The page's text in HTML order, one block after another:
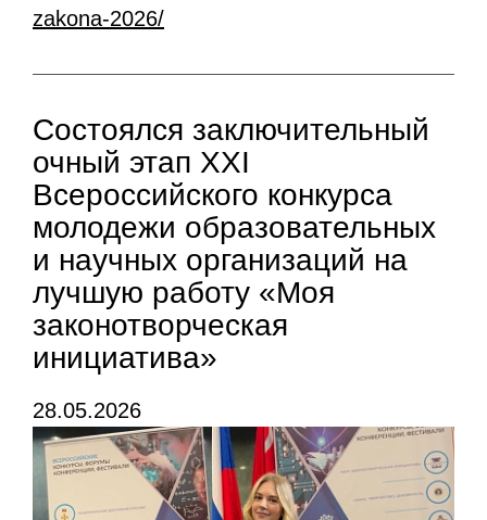
zakona-2026/
Состоялся заключительный
очный этап XXI
Всероссийского конкурса
молодежи образовательных
и научных организаций на
лучшую работу «Моя
законотворческая
инициатива»
28.05.2026